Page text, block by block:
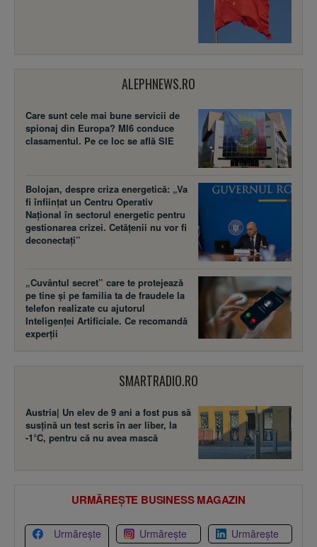
ALEPHNEWS.RO
Care sunt cele mai bune servicii de
spionaj din Europa? MI6 conduce
clasamentul. Pe ce loc se află SIE
Bolojan, despre criza energetică: „Va
fi înființat un Centru Operativ
Național în sectorul energetic pentru
gestionarea crizei. Cetățenii nu vor fi
deconectați”
„Cuvântul secret” care te protejează
pe tine și pe familia ta de fraudele la
telefon realizate cu ajutorul
Inteligenței Artificiale. Ce recomandă
experții
SMARTRADIO.RO
Austria| Un elev de 9 ani a fost pus să
susţină un test scris în aer liber, la
-1°C, pentru că nu avea mască
URMĂREȘTE BUSINESS MAGAZIN
Urmărește Urmărește Urmărește